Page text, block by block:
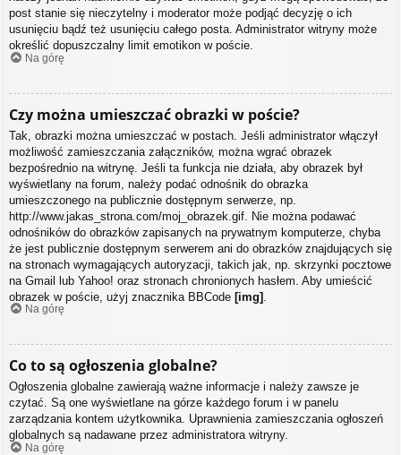
post stanie się nieczytelny i moderator może podjąć decyzję o ich
usunięciu bądź też usunięciu całego posta. Administrator witryny może
określić dopuszczalny limit emotikon w poście.
Na górę
Czy można umieszczać obrazki w poście?
Tak, obrazki można umieszczać w postach. Jeśli administrator włączył
możliwość zamieszczania załączników, można wgrać obrazek
bezpośrednio na witrynę. Jeśli ta funkcja nie działa, aby obrazek był
wyświetlany na forum, należy podać odnośnik do obrazka
umieszczonego na publicznie dostępnym serwerze, np.
http://www.jakas_strona.com/moj_obrazek.gif. Nie można podawać
odnośników do obrazków zapisanych na prywatnym komputerze, chyba
że jest publicznie dostępnym serwerem ani do obrazków znajdujących się
na stronach wymagających autoryzacji, takich jak, np. skrzynki pocztowe
na Gmail lub Yahoo! oraz stronach chronionych hasłem. Aby umieścić
obrazek w poście, użyj znacznika BBCode [img]
Na górę
Co to są ogłoszenia globalne?
Ogłoszenia globalne zawierają ważne informacje i należy zawsze je
czytać. Są one wyświetlane na górze każdego forum i w panelu
zarządzania kontem użytkownika. Uprawnienia zamieszczania ogłoszeń
globalnych są nadawane przez administratora witryny.
Na górę